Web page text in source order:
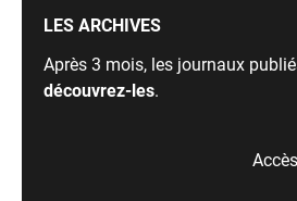
LES ARCHIVES
Après 3 mois, les journaux
découvrez-les.